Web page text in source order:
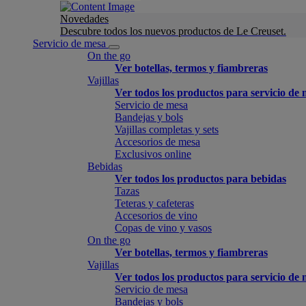
Novedades
Descubre todos los nuevos productos de Le Creuset.
Servicio de mesa
On the go
Ver botellas, termos y fiambreras
Vajillas
Ver todos los productos para servicio de
Servicio de mesa
Bandejas y bols
Vajillas completas y sets
Accesorios de mesa
Exclusivos online
Bebidas
Ver todos los productos para bebidas
Tazas
Teteras y cafeteras
Accesorios de vino
Copas de vino y vasos
On the go
Ver botellas, termos y fiambreras
Vajillas
Ver todos los productos para servicio de
Servicio de mesa
Bandejas y bols